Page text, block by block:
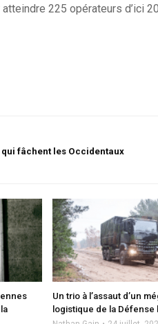
225 opérateurs d’ici
fâchent les Occidentaux
Un trio à l’assaut d’un
logistique de la Défense